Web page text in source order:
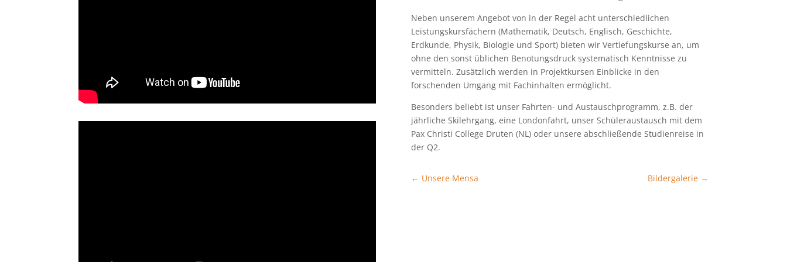
Neben unserem Angebot von in der Regel acht unterschiedlichen
Leistungskursfächern (Mathematik, Deutsch, Englisch, Geschichte,
Erdkunde, Physik, Biologie und Sport) bieten wir Vertiefungskurse an, um
ohne den sonst üblichen Benotungsdruck systematisch Kenntnisse zu
vermitteln. Zusätzlich werden in Projektkursen Einblicke in den
forschenden Umgang mit Fachinhalten ermöglicht.
Besonders beliebt ist unser Fahrten- und Austauschprogramm, z.B. der
jährliche Skilehrgang, eine Londonfahrt, unser Schüleraustausch mit dem
Pax Christi College Druten (NL) oder unsere abschließende Studienreise in
der Q2.
← Unsere Mensa Bildergalerie→